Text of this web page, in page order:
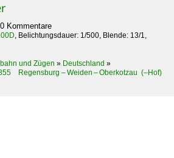
Kommentare
, Belichtungsdauer: 1/500, Blende: 13/1,
und Zügen » Deutschland »
Regensburg – Weiden – Oberkotzau (–Hof)